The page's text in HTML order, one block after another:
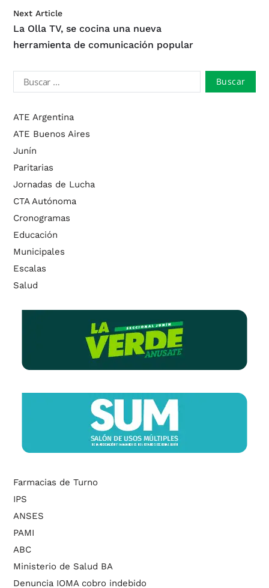
Next Article
La Olla TV, se cocina una nueva
herramienta de comunicación popular
ATE Argentina
ATE Buenos Aires
Junín
Paritarias
Jornadas de Lucha
CTA Autónoma
Cronogramas
Educación
Municipales
Escalas
Salud
Farmacias de Turno
IPS
ANSES
PAMI
ABC
Ministerio de Salud BA
Denuncia IOMA cobro indebido